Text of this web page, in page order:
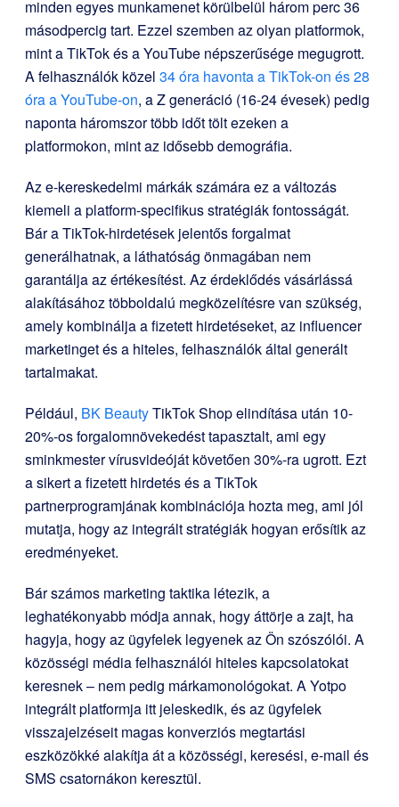
minden egyes munkamenet körülbelül három perc 36
másodpercig tart. Ezzel szemben az olyan platformok,
mint a TikTok és a YouTube népszerűsége megugrott.
A felhasználók közel 34 óra havonta a TikTok-on és 28
óra a YouTube-on, a Z generáció (16-24 évesek) pedig
naponta háromszor több időt tölt ezeken a
platformokon, mint az idősebb demográfia.
Az e-kereskedelmi márkák számára ez a változás
kiemeli a platform-specifikus stratégiák fontosságát.
Bár a TikTok-hirdetések jelentős forgalmat
generálhatnak, a láthatóság önmagában nem
garantálja az értékesítést. Az érdeklődés vásárlássá
alakításához többoldalú megközelítésre van szükség,
amely kombinálja a fizetett hirdetéseket, az influencer
marketinget és a hiteles, felhasználók által generált
tartalmakat.
Például, BK BeautyTikTok Shop elindítása után 10-
20%-os forgalomnövekedést tapasztalt, ami egy
sminkmester vírusvideóját követően 30%-ra ugrott. Ezt
a sikert a fizetett hirdetés és a TikTok
partnerprogramjának kombinációja hozta meg, ami jól
mutatja, hogy az integrált stratégiák hogyan erősítik az
eredményeket.
Bár számos marketing taktika létezik, a
leghatékonyabb módja annak, hogy áttörje a zajt, ha
hagyja, hogy az ügyfelek legyenek az Ön szószólói. A
közösségi média felhasználói hiteles kapcsolatokat
keresnek – nem pedig márkamonológokat. A Yotpo
integrált platformja itt jeleskedik, és az ügyfelek
visszajelzéseit magas konverziós megtartási
eszközökké alakítja át a közösségi, keresési, e-mail és
SMS csatornákon keresztül.